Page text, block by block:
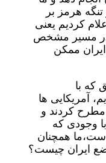
هرمز بر
کردیم یعنی
در مسیر مشخص
ممکن
که با
آمریکایی ها
مطرح کردند و
وجودی که
است،‌ما همچنان
ایران چیست؟